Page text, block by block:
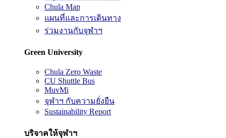
Chula Map
แผนที่และการเดินทาง
ร่วมงานกับจุฬาฯ
Green University
Chula Zero Waste
CU Shuttle Bus
MuvMi
จุฬาฯ กับความยั่งยืน
Sustainability Report
บริจาคให้จุฬาฯ